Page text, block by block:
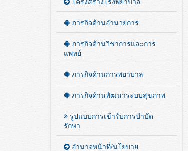
โครงสร้างโรงพยาบาล
ภารกิจด้านอำนวยการ
ภารกิจด้านวิชาการและการ
แพทย์
ภารกิจด้านการพยาบาล
ภารกิจด้านพัฒนาระบบสุขภาพ
รูปแบบการเข้ารับการบำบัด
รักษา